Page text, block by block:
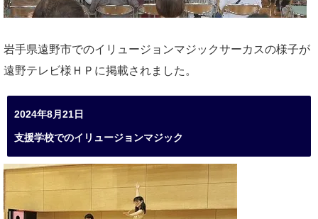
岩手県遠野市でのイリュージョンマジックサーカスの様子が
遠野テレビ様ＨＰに掲載されました。
2024年8月21日
支援学校でのイリュージョンマジック